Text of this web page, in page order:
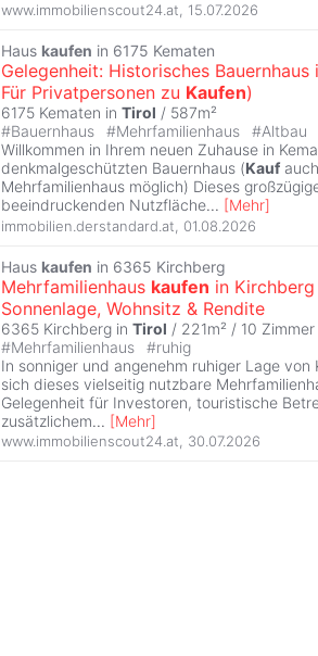
www.immobilienscout24.at 15.07.2026
Haus kaufen in 6175 Kematen
Gelegenheit: Historisches Bauernhaus
Für Privatpersonen zu Kaufen)
6175 Kematen in Tirol / 587m²
#Bauernhaus #Mehrfamilienhaus #Altbau
Willkommen in Ihrem neuen Zuhause in
denkmalgeschützten Bauernhaus (Kauf
Mehrfamilienhaus möglich) Dieses
beeindruckenden Nutzfläche... [Mehr]
immobilien.derstandard.at 01.08.2026
Haus kaufen in 6365 Kirchberg
Mehrfamilienhaus kaufen in
Sonnenlage, Wohnsitz & Rendite
6365 Kirchberg in Tirol / 221m² / 10 Zimmer
#Mehrfamilienhaus #ruhig
In sonniger und angenehm ruhiger Lage von
sich dieses vielseitig nutzbare
Gelegenheit für Investoren, touristische
zusätzlichem... [Mehr]
www.immobilienscout24.at, 30.07.2026